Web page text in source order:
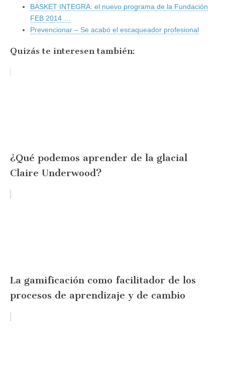
BASKET INTEGRA: el nuevo programa de la Fundación
FEB 2014 …
Prevencionar – Se acabó el escaqueador profesional
Quizás te interesen también:
¿Qué podemos aprender de la glacial
Claire Underwood?
La gamificación como facilitador de los
procesos de aprendizaje y de cambio